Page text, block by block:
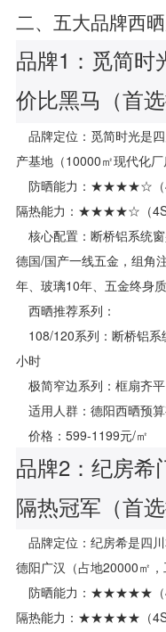
二、五大品牌西
品牌1：觅简
价比黑马（首选
品牌定位：觅简时光是
产基地（10000㎡现代化厂
防晒能力：★★★★☆（
隔热能力：★★★★☆（
核心配置：断桥铝系统
德国/国产一线五金，组角
年、玻璃10年、五金终身质
西晒推荐系列：
108/120系列：断桥铝
小时
极简窄边系列：框扇齐
适用人群：德阳西晒预
价格：599-1199元/㎡
品牌2：纪房
隔热冠军（首选
品牌定位：纪房希是四
德阳广汉（占地20000㎡，
防晒能力：★★★★★（
隔热能力：★★★★★（